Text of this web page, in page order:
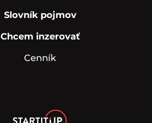
Slovník pojmov
Chcem inzerovať
Cenník